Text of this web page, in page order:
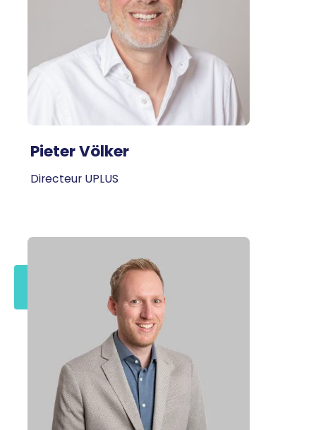
Pieter Völker
Directeur UPLUS